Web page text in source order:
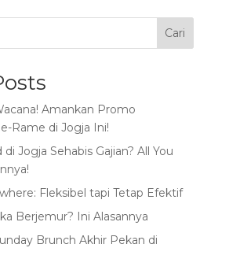
Cari
Amankan Promo
Rame di Jogja Ini!
di Jogja Sehabis Gajian? All You
Fleksibel tapi Tetap Efektif
Berjemur? Ini Alasannya
Brunch Akhir Pekan di